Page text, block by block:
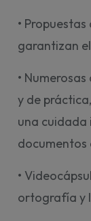
•
garantizan
•
y de
una cuidada
documentos
•
ortografía y